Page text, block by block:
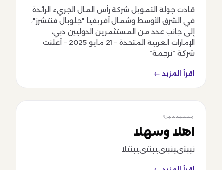
قادت جولة التمويل شركة رأس المال الجريء الرائدة
في الشرق الأوسط وشمال أفريقيا "جلوبال فنتشرز"،
إلى جانب عدد من المستثمرين الدوليين دبي،
الإمارات العربية المتحدة – 21 مايو 2025 – أعلنت
شركة "ترجمة"
اقرأ المزيد ←
ينتبىنيى
اهلا وسهلا
نيبتىينبتىيبنتىيبنتلا